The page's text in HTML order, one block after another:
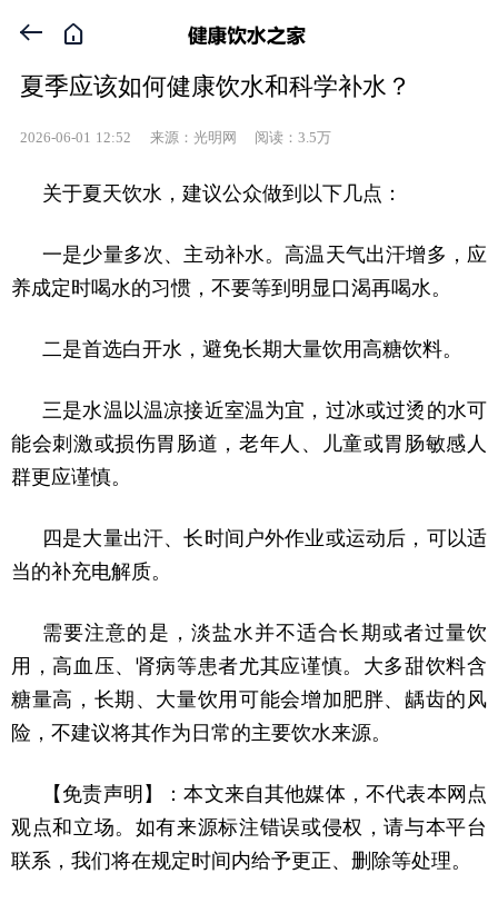


夏季应该如何健康饮水和科学补水？
2026-06-01 12:52 来源：光明网 阅读：3.5万
关于夏天饮水，建议公众做到以下几点：
一是少量多次、主动补水。高温天气出汗增多，应
养成定时喝水的习惯，不要等到明显口渴再喝水。
二是首选白开水，避免长期大量饮用高糖饮料。
三是水温以温凉接近室温为宜，过冰或过烫的水可
能会刺激或损伤胃肠道，老年人、儿童或胃肠敏感人
群更应谨慎。
四是大量出汗、长时间户外作业或运动后，可以适
当的补充电解质。
需要注意的是，淡盐水并不适合长期或者过量饮
用，高血压、肾病等患者尤其应谨慎。大多甜饮料含
糖量高，长期、大量饮用可能会增加肥胖、龋齿的风
险，不建议将其作为日常的主要饮水来源。
【免责声明】：本文来自其他媒体，不代表本网点
观点和立场。如有来源标注错误或侵权，请与本平台
联系，我们将在规定时间内给予更正、删除等处理。